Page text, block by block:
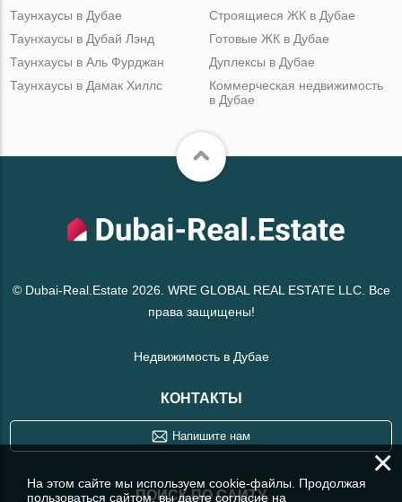
Таунхаусы в Дубае
Таунхаусы в Дубай Лэнд
Таунхаусы в Аль Фурджан
Таунхаусы в Дамак Хиллс
Строящиеся ЖК в Дубае
Готовые ЖК в Дубае
Дуплексы в Дубае
Коммерческая недвижимость
в Дубае
© Dubai-Real.Estate 2026. WRE GLOBAL REAL ESTATE LLC. Все
права защищены!
Недвижимость в Дубае
КОНТАКТЫ
Напишите нам
ПОИСК ПО САЙТУ
×
На этом сайте мы используем cookie-файлы. Продолжая
пользоваться сайтом, вы даете согласие на